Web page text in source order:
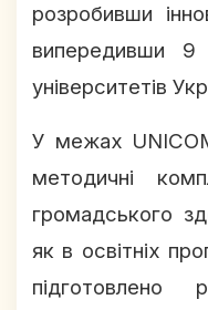
розробивши
випередивши 9
університетів
У межах
методичні
громадського
як в освітніх
підготовлено